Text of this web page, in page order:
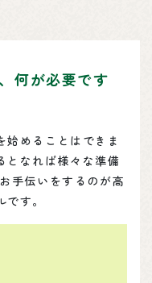
何が必要です
始めることはできま
となれば様々な準備
手伝いをするのが高
す。